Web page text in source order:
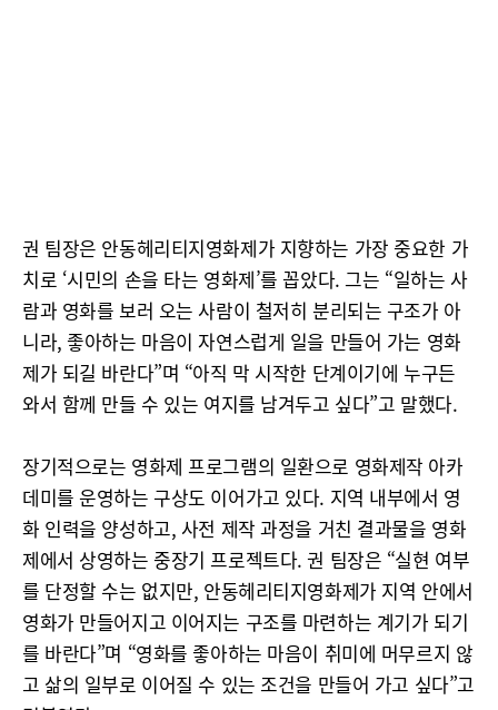
권 팀장은 안동헤리티지영화제가 지향하는 가장 중요한 가
치로 ‘시민의 손을 타는 영화제’를 꼽았다. 그는 “일하는 사
람과 영화를 보러 오는 사람이 철저히 분리되는 구조가 아
니라, 좋아하는 마음이 자연스럽게 일을 만들어 가는 영화
제가 되길 바란다”며 “아직 막 시작한 단계이기에 누구든
와서 함께 만들 수 있는 여지를 남겨두고 싶다”고 말했다.
장기적으로는 영화제 프로그램의 일환으로 영화제작 아카
데미를 운영하는 구상도 이어가고 있다. 지역 내부에서 영
화 인력을 양성하고, 사전 제작 과정을 거친 결과물을 영화
제에서 상영하는 중장기 프로젝트다. 권 팀장은 “실현 여부
를 단정할 수는 없지만, 안동헤리티지영화제가 지역 안에서
영화가 만들어지고 이어지는 구조를 마련하는 계기가 되기
를 바란다”며 “영화를 좋아하는 마음이 취미에 머무르지 않
고 삶의 일부로 이어질 수 있는 조건을 만들어 가고 싶다”고